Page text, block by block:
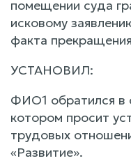
помещении суда
исковому
факта
УСТАНОВИЛ:
ФИО1 обратился в
котором просит
трудовых
«Развитие».